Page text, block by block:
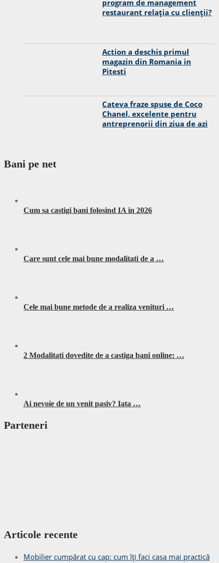
program de management
restaurant relația cu clienții?
Action a deschis primul
magazin din Romania in
Pitesti
Cateva fraze spuse de Coco
Chanel, excelente pentru
antreprenorii din ziua de azi
Bani pe net
Cum sa castigi bani folosind IA in 2026
Care sunt cele mai bune modalitati de a …
Cele mai bune metode de a realiza venituri …
2 Modalitati dovedite de a castiga bani online: …
Ai nevoie de un venit pasiv? Iata …
Parteneri
Articole recente
Mobilier cumpărat cu cap: cum îți faci casa mai practică